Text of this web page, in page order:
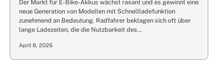
Der Markt für E-Bike-Akkus wächst rasant und es gewinnt eine
neue Generation von Modellen mit Schnellladefunktion
zunehmend an Bedeutung. Radfahrer beklagen sich oft über
lange Ladezeiten, die die Nutzbarkeit des…
April 8, 2026